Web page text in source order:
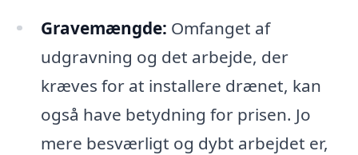
Gravemængde: Omfanget af
udgravning og det arbejde, der
kræves for at installere drænet, kan
også have betydning for prisen. Jo
mere besværligt og dybt arbejdet er,